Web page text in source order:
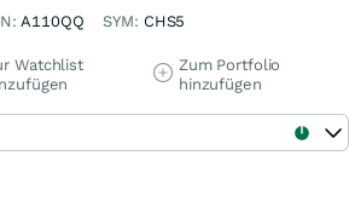
A110QQ SYM: CHS5
Watchlist
Zum Portfolio
hinzufügen